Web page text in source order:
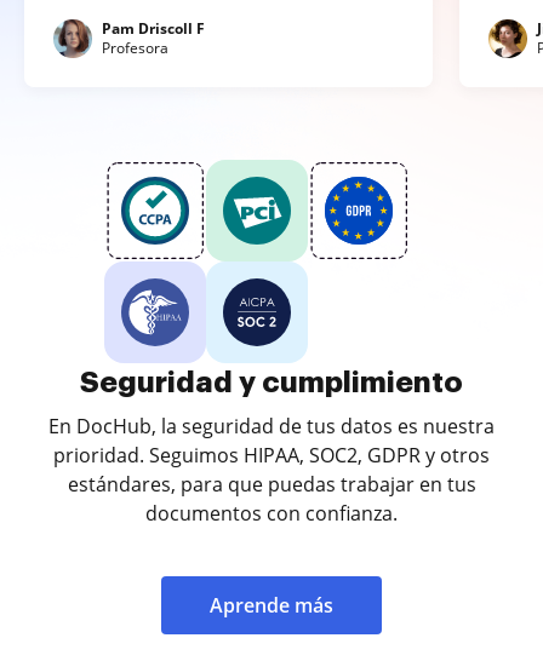
Pam Driscoll F
Profesora
Seguridad y cumplimiento
En DocHub, la seguridad de tus datos es nuestra
prioridad. Seguimos HIPAA, SOC2, GDPR y otros
estándares, para que puedas trabajar en tus
documentos con confianza.
Aprende más